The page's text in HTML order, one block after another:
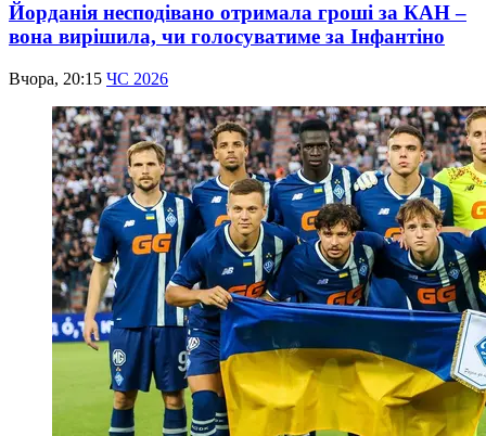
Йорданія несподівано отримала гроші за КАН –
вона вирішила, чи голосуватиме за Інфантіно
Вчора, 20:15 ЧС 2026